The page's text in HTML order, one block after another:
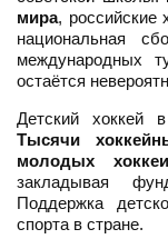
мира, российские
национальная
международных
остаётся
Детский хоккей
Тысячи
молодых
закладывая
Поддержка
спорта в стране.